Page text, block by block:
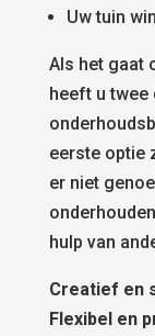
Uw tuin
Als het gaat
heeft u twee
eerste optie
er niet
hulp van
Creatief en
Flexibel en